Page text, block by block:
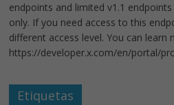
endpoints and limited v1.1
only. If you need access to this
different access level. You can learn
https://developer.x.com/en/portal/
Etiquetas